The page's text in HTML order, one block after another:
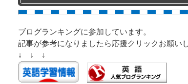
ブログランキングに参加しています。
記事が参考になりましたら応援クリックお願い
↓ ↓ ↓